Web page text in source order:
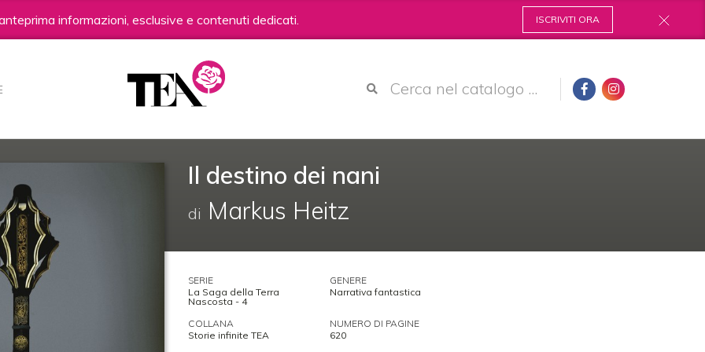
informazioni, esclusive e contenuti dedicati. ISCRIVITI ORA
Il destino dei nani
di Markus Heitz
SERIE
La Saga della Terra
Nascosta - 4
GENERE
Narrativa fantastica
COLLANA
Storie infinite TEA
NUMERO DI PAGINE
620